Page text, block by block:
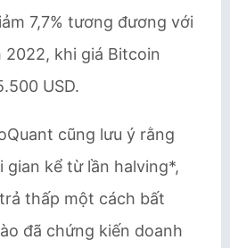
7,7% tương đương với
khi giá Bitcoin
USD.
cũng lưu ý rằng
kể từ lần halving*,
thấp một cách bất
đã chứng kiến doanh